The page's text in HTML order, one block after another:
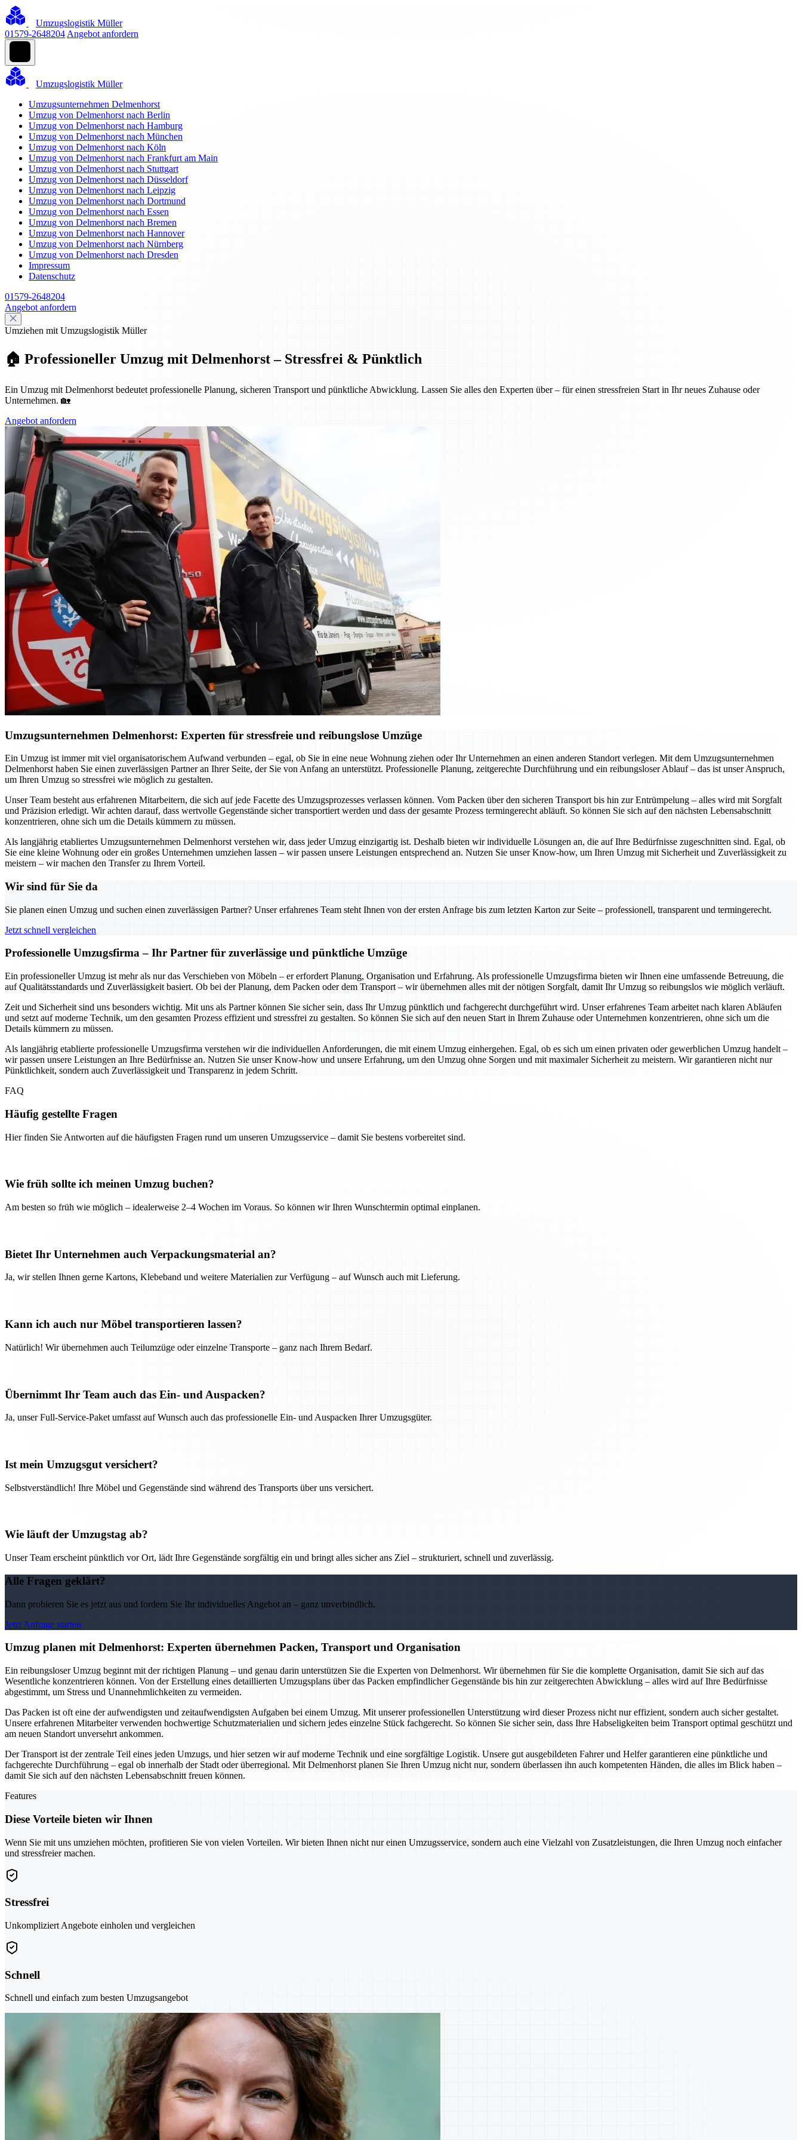
Umzugslogistik Müller
01579-2648204 Angebot anfordern
Umzugslogistik Müller
Umzugsunternehmen Delmenhorst
Umzug von Delmenhorst nach Berlin
Umzug von Delmenhorst nach Hamburg
Umzug von Delmenhorst nach München
Umzug von Delmenhorst nach Köln
Umzug von Delmenhorst nach Frankfurt am Main
Umzug von Delmenhorst nach Stuttgart
Umzug von Delmenhorst nach Düsseldorf
Umzug von Delmenhorst nach Leipzig
Umzug von Delmenhorst nach Dortmund
Umzug von Delmenhorst nach Essen
Umzug von Delmenhorst nach Bremen
Umzug von Delmenhorst nach Hannover
Umzug von Delmenhorst nach Nürnberg
Umzug von Delmenhorst nach Dresden
Impressum
Datenschutz
01579-2648204
Angebot anfordern
Umziehen mit Umzugslogistik Müller
🏠 Professioneller Umzug mit Delmenhorst – Stressfrei & Pünktlich
Ein Umzug mit Delmenhorst bedeutet professionelle Planung, sicheren Transport und pünktliche Abwicklung. Lassen Sie alles den Experten über – für einen stressfreien Start in Ihr neues Zuhause oder
Unternehmen. 🏡
Angebot anfordern
Umzugsunternehmen Delmenhorst: Experten für stressfreie und reibungslose Umzüge
Ein Umzug ist immer mit viel organisatorischem Aufwand verbunden – egal, ob Sie in eine neue Wohnung ziehen oder Ihr Unternehmen an einen anderen Standort verlegen. Mit dem Umzugsunternehmen
Delmenhorst haben Sie einen zuverlässigen Partner an Ihrer Seite, der Sie von Anfang an unterstützt. Professionelle Planung, zeitgerechte Durchführung und ein reibungsloser Ablauf – das ist unser Anspruch,
um Ihren Umzug so stressfrei wie möglich zu gestalten.
Unser Team besteht aus erfahrenen Mitarbeitern, die sich auf jede Facette des Umzugsprozesses verlassen können. Vom Packen über den sicheren Transport bis hin zur Entrümpelung – alles wird mit Sorgfalt
und Präzision erledigt. Wir achten darauf, dass wertvolle Gegenstände sicher transportiert werden und dass der gesamte Prozess termingerecht abläuft. So können Sie sich auf den nächsten Lebensabschnitt
konzentrieren, ohne sich um die Details kümmern zu müssen.
Als langjährig etabliertes Umzugsunternehmen Delmenhorst verstehen wir, dass jeder Umzug einzigartig ist. Deshalb bieten wir individuelle Lösungen an, die auf Ihre Bedürfnisse zugeschnitten sind. Egal, ob
Sie eine kleine Wohnung oder ein großes Unternehmen umziehen lassen – wir passen unsere Leistungen entsprechend an. Nutzen Sie unser Know-how, um Ihren Umzug mit Sicherheit und Zuverlässigkeit zu
meistern – wir machen den Transfer zu Ihrem Vorteil.
Wir sind für Sie da
Sie planen einen Umzug und suchen einen zuverlässigen Partner? Unser erfahrenes Team steht Ihnen von der ersten Anfrage bis zum letzten Karton zur Seite – professionell, transparent und termingerecht.
Jetzt schnell vergleichen
Professionelle Umzugsfirma – Ihr Partner für zuverlässige und pünktliche Umzüge
Ein professioneller Umzug ist mehr als nur das Verschieben von Möbeln – er erfordert Planung, Organisation und Erfahrung. Als professionelle Umzugsfirma bieten wir Ihnen eine umfassende Betreuung, die
auf Qualitätsstandards und Zuverlässigkeit basiert. Ob bei der Planung, dem Packen oder dem Transport – wir übernehmen alles mit der nötigen Sorgfalt, damit Ihr Umzug so reibungslos wie möglich verläuft.
Zeit und Sicherheit sind uns besonders wichtig. Mit uns als Partner können Sie sicher sein, dass Ihr Umzug pünktlich und fachgerecht durchgeführt wird. Unser erfahrenes Team arbeitet nach klaren Abläufen
und setzt auf moderne Technik, um den gesamten Prozess effizient und stressfrei zu gestalten. So können Sie sich auf den neuen Start in Ihrem Zuhause oder Unternehmen konzentrieren, ohne sich um die
Details kümmern zu müssen.
Als langjährig etablierte professionelle Umzugsfirma verstehen wir die individuellen Anforderungen, die mit einem Umzug einhergehen. Egal, ob es sich um einen privaten oder gewerblichen Umzug handelt –
wir passen unsere Leistungen an Ihre Bedürfnisse an. Nutzen Sie unser Know-how und unsere Erfahrung, um den Umzug ohne Sorgen und mit maximaler Sicherheit zu meistern. Wir garantieren nicht nur
Pünktlichkeit, sondern auch Zuverlässigkeit und Transparenz in jedem Schritt.
FAQ
Häufig gestellte Fragen
Hier finden Sie Antworten auf die häufigsten Fragen rund um unseren Umzugsservice – damit Sie bestens vorbereitet sind.
Wie früh sollte ich meinen Umzug buchen?
Am besten so früh wie möglich – idealerweise 2–4 Wochen im Voraus. So können wir Ihren Wunschtermin optimal einplanen.
Bietet Ihr Unternehmen auch Verpackungsmaterial an?
Ja, wir stellen Ihnen gerne Kartons, Klebeband und weitere Materialien zur Verfügung – auf Wunsch auch mit Lieferung.
Kann ich auch nur Möbel transportieren lassen?
Natürlich! Wir übernehmen auch Teilumzüge oder einzelne Transporte – ganz nach Ihrem Bedarf.
Übernimmt Ihr Team auch das Ein- und Auspacken?
Ja, unser Full-Service-Paket umfasst auf Wunsch auch das professionelle Ein- und Auspacken Ihrer Umzugsgüter.
Ist mein Umzugsgut versichert?
Selbstverständlich! Ihre Möbel und Gegenstände sind während des Transports über uns versichert.
Wie läuft der Umzugstag ab?
Unser Team erscheint pünktlich vor Ort, lädt Ihre Gegenstände sorgfältig ein und bringt alles sicher ans Ziel – strukturiert, schnell und zuverlässig.
Alle Fragen geklärt?
Dann probieren Sie es jetzt aus und fordern Sie Ihr individuelles Angebot an – ganz unverbindlich.
Jetzt Anfrage starten
Umzug planen mit Delmenhorst: Experten übernehmen Packen, Transport und Organisation
Ein reibungsloser Umzug beginnt mit der richtigen Planung – und genau darin unterstützen Sie die Experten von Delmenhorst. Wir übernehmen für Sie die komplette Organisation, damit Sie sich auf das
Wesentliche konzentrieren können. Von der Erstellung eines detaillierten Umzugsplans über das Packen empfindlicher Gegenstände bis hin zur zeitgerechten Abwicklung – alles wird auf Ihre Bedürfnisse
abgestimmt, um Stress und Unannehmlichkeiten zu vermeiden.
Das Packen ist oft eine der aufwendigsten und zeitaufwendigsten Aufgaben bei einem Umzug. Mit unserer professionellen Unterstützung wird dieser Prozess nicht nur effizient, sondern auch sicher gestaltet.
Unsere erfahrenen Mitarbeiter verwenden hochwertige Schutzmaterialien und sichern jedes einzelne Stück fachgerecht. So können Sie sicher sein, dass Ihre Habseligkeiten beim Transport optimal geschützt und
am neuen Standort unversehrt ankommen.
Der Transport ist der zentrale Teil eines jeden Umzugs, und hier setzen wir auf moderne Technik und eine sorgfältige Logistik. Unsere gut ausgebildeten Fahrer und Helfer garantieren eine pünktliche und
fachgerechte Durchführung – egal ob innerhalb der Stadt oder überregional. Mit Delmenhorst planen Sie Ihren Umzug nicht nur, sondern überlassen ihn auch kompetenten Händen, die alles im Blick haben –
damit Sie sich auf den nächsten Lebensabschnitt freuen können.
Features
Diese Vorteile bieten wir Ihnen
Wenn Sie mit uns umziehen möchten, profitieren Sie von vielen Vorteilen. Wir bieten Ihnen nicht nur einen Umzugsservice, sondern auch eine Vielzahl von Zusatzleistungen, die Ihren Umzug noch einfacher
und stressfreier machen.
Stressfrei
Unkompliziert Angebote einholen und vergleichen
Schnell
Schnell und einfach zum besten Umzugsangebot